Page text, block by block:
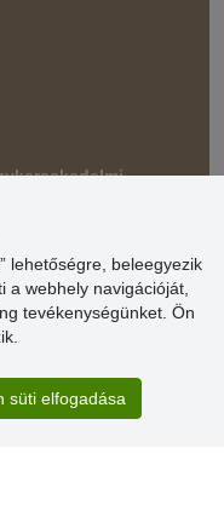
lehetőségre, beleegyezik
webhely navigációját,
tevékenységünket. Ön
süti elfogadása